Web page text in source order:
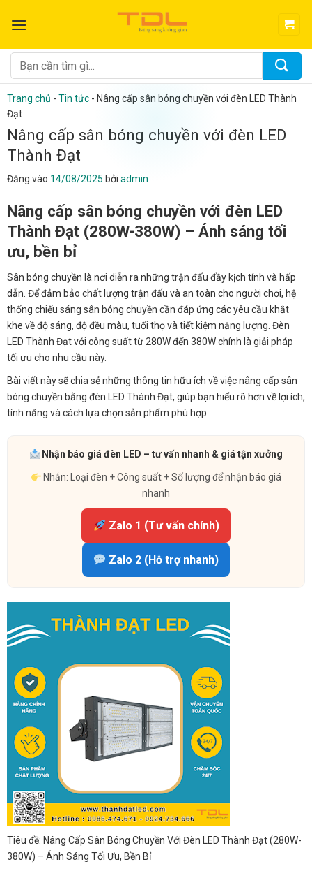
qua
dung
Tìm
kiếm:
Trang chủ - Tin tức - Nâng cấp sân bóng chuyền với đèn LED Thành
Đạt
Nâng cấp sân bóng chuyền với đèn LED
Thành Đạt
Đăng vào 14/08/2025 bởi admin
Nâng cấp sân bóng chuyền với đèn LED
Thành Đạt (280W-380W) – Ánh sáng tối
ưu, bền bỉ
Sân bóng chuyền là nơi diễn ra những trận đấu đầy kịch tính và hấp
dẫn. Để đảm bảo chất lượng trận đấu và an toàn cho người chơi, hệ
thống chiếu sáng sân bóng chuyền cần đáp ứng các yêu cầu khắt
khe về độ sáng, độ đều màu, tuổi thọ và tiết kiệm năng lượng. Đèn
LED Thành Đạt với công suất từ 280W đến 380W chính là giải pháp
tối ưu cho nhu cầu này.
Bài viết này sẽ chia sẻ những thông tin hữu ích về việc nâng cấp sân
bóng chuyền bằng đèn LED Thành Đạt, giúp bạn hiểu rõ hơn về lợi ích,
tính năng và cách lựa chọn sản phẩm phù hợp.
Nhận báo giá đèn LED – tư vấn nhanh & giá tận xưởng
Nhắn: Loại đèn + Công suất + Số lượng để nhận báo giá
nhanh
Zalo 1 (Tư vấn chính)
Zalo 2 (Hỗ trợ nhanh)
Tiêu đề: Nâng Cấp Sân Bóng Chuyền Với Đèn LED Thành Đạt (280W-
380W) – Ánh Sáng Tối Ưu, Bền Bỉ